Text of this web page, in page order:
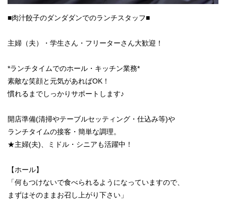
■肉汁餃子のダンダダンでのランチスタッフ■
主婦（夫）・学生さん・フリーターさん大歓迎！
*ランチタイムでのホール・キッチン業務*
素敵な笑顔と元気があればOK！
慣れるまでしっかりサポートします♪
開店準備(清掃やテーブルセッティング・仕込み等)や
ランチタイムの接客・簡単な調理。
★主婦(夫)、ミドル・シニアも活躍中！
【ホール】
「何もつけないで食べられるようになっていますので、
まずはそのままお召し上がり下さい」